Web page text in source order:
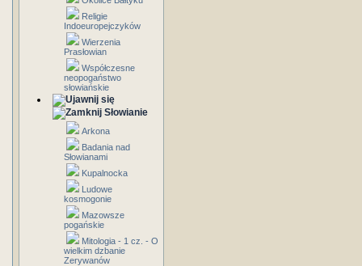
Religie
Indoeuropejczyków
Wierzenia
Prasłowian
Współczesne
neopogaństwo
słowiańskie
Słowianie
Arkona
Badania nad
Słowianami
Kupalnocka
Ludowe
kosmogonie
Mazowsze
pogańskie
Mitologia - 1 cz. - O
wielkim dzbanie
Zerywanów